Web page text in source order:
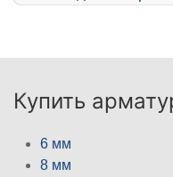
Купить
6 мм
8 мм